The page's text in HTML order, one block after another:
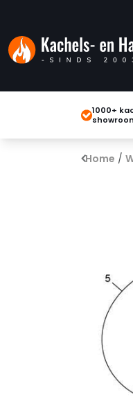
1000+
Home /